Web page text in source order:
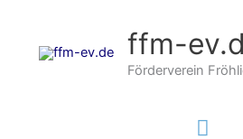
springen
ffm-
Förderverein